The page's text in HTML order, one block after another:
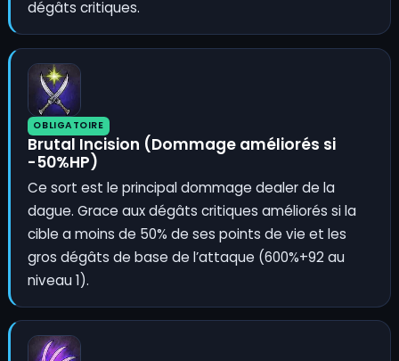
dégâts critiques.
OBLIGATOIRE
Brutal Incision (Dommage améliorés si
-50%HP)
Ce sort est le principal dommage dealer de la
dague. Grace aux dégâts critiques améliorés si la
cible a moins de 50% de ses points de vie et les
gros dégâts de base de l’attaque (600%+92 au
niveau 1).